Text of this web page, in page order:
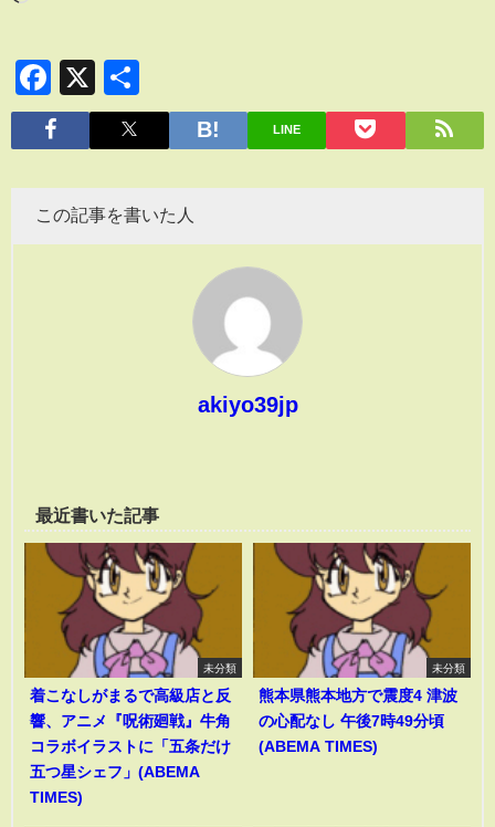
Facebook
X
有
LINE
この記事を書いた人
akiyo39jp
最近書いた記事
未分類
着こなしがまるで高級店と反
響、アニメ『呪術廻戦』牛角
コラボイラストに「五条だけ
五つ星シェフ」(ABEMA
TIMES)
未分類
熊本県熊本地方で震度4 津波
の心配なし 午後7時49分頃
(ABEMA TIMES)